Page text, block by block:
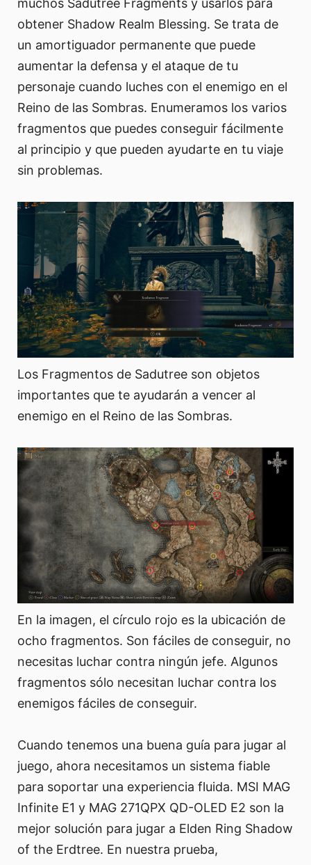
muchos Sadutree Fragments y usarlos para
obtener Shadow Realm Blessing. Se trata de
un amortiguador permanente que puede
aumentar la defensa y el ataque de tu
personaje cuando luches con el enemigo en el
Reino de las Sombras. Enumeramos los varios
fragmentos que puedes conseguir fácilmente
al principio y que pueden ayudarte en tu viaje
sin problemas.
Los Fragmentos de Sadutree son objetos
importantes que te ayudarán a vencer al
enemigo en el Reino de las Sombras.
En la imagen, el círculo rojo es la ubicación de
ocho fragmentos. Son fáciles de conseguir, no
necesitas luchar contra ningún jefe. Algunos
fragmentos sólo necesitan luchar contra los
enemigos fáciles de conseguir.
Cuando tenemos una buena guía para jugar al
juego, ahora necesitamos un sistema fiable
para soportar una experiencia fluida. MSI MAG
Infinite E1 y MAG 271QPX QD-OLED E2 son la
mejor solución para jugar a Elden Ring Shadow
of the Erdtree. En nuestra prueba,